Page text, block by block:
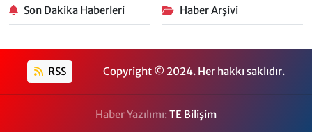
Son Dakika Haberleri Haber Arşivi
RSS Copyright © 2024. Her hakkı saklıdır.
Haber Yazılımı:TE Bilişim